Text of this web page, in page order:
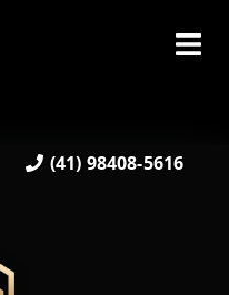
(41) 98408-5616